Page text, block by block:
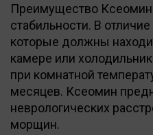
Преимущество
стабильности. В
которые должны
камере или
при комнатной
месяцев. Ксеомин
неврологических
морщин.